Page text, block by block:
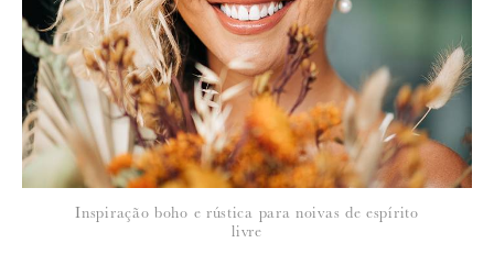
Inspiração boho e rústica para noivas de espírito
livre